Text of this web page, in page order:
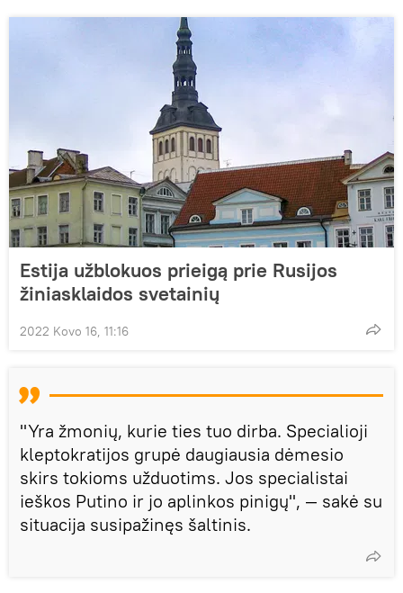
Estija užblokuos prieigą prie Rusijos
žiniasklaidos svetainių
2022 Kovo 16, 11:16
"Yra žmonių, kurie ties tuo dirba. Specialioji
kleptokratijos grupė daugiausia dėmesio
skirs tokioms užduotims. Jos specialistai
ieškos Putino ir jo aplinkos pinigų", — sakė su
situacija susipažinęs šaltinis.